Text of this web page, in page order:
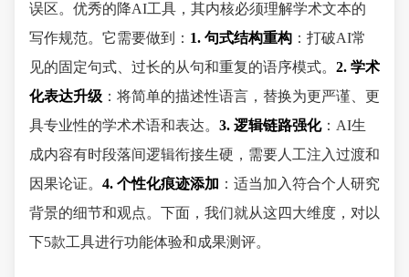
误区。优秀的降AI工具，其内核必须理解学术文本的
写作规范。它需要做到： 1. 句式结构重构 ：打破AI常
见的固定句式、过长的从句和重复的语序模式。 2. 学术
化表达升级 ：将简单的描述性语言，替换为更严谨、更
具专业性的学术术语和表达。 3. 逻辑链路强化：AI生
成内容有时段落间逻辑衔接生硬，需要人工注入过渡和
因果论证。 4. 个性化痕迹添加 ：适当加入符合个人研究
背景的细节和观点。下面，我们就从这四大维度，对以
下5款工具进行功能体验和成果测评。